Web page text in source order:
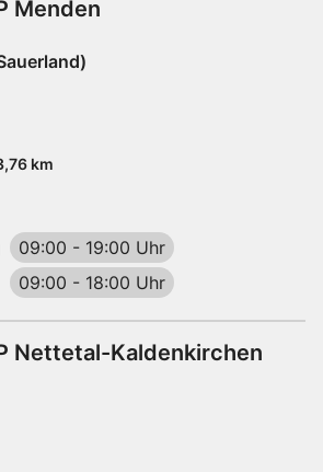
Menden
km
09:00 - 19:00 Uhr
09:00 - 18:00 Uhr
Nettetal-Kaldenkirchen